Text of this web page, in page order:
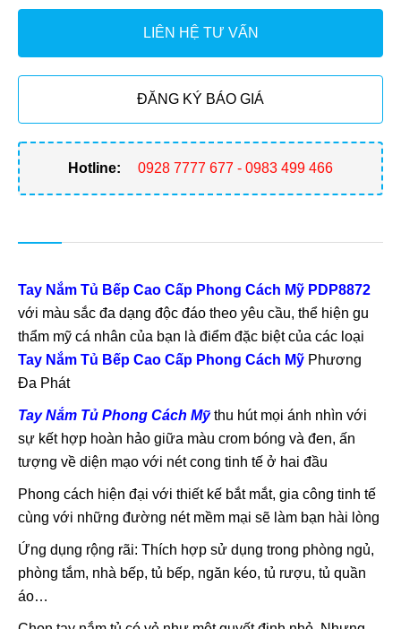
LIÊN HỆ TƯ VẤN
ĐĂNG KÝ BÁO GIÁ
Hotline: 0928 7777 677 - 0983 499 466
Tay Nắm Tủ Bếp Cao Cấp Phong Cách Mỹ PDP8872
với màu sắc đa dạng độc đáo theo yêu cầu, thể hiện gu
thẩm mỹ cá nhân của bạn là điểm đặc biệt của các loại
Tay Nắm Tủ Bếp Cao Cấp Phong Cách Mỹ Phương
Đa Phát
Tay Nắm Tủ Phong Cách Mỹthu hút mọi ánh nhìn với
sự kết hợp hoàn hảo giữa màu crom bóng và đen, ấn
tượng về diện mạo với nét cong tinh tế ở hai đầu
Phong cách hiện đại với thiết kế bắt mắt, gia công tinh tế
cùng với những đường nét mềm mại sẽ làm bạn hài lòng
Ứng dụng rộng rãi: Thích hợp sử dụng trong phòng ngủ,
phòng tắm, nhà bếp, tủ bếp, ngăn kéo, tủ rượu, tủ quần
áo…